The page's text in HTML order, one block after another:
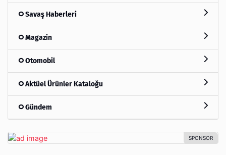
Savaş Haberleri
Magazin
Otomobil
Aktüel Ürünler Kataloğu
Gündem